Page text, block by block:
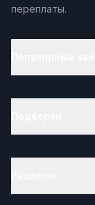
переплаты.